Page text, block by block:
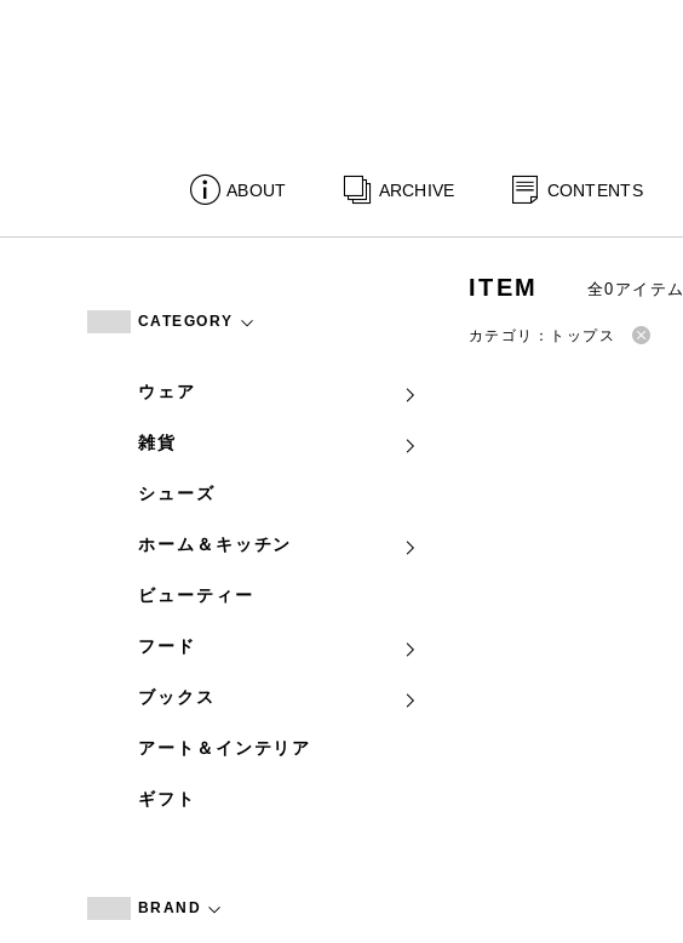
ABOUT ARCHIVE CONTENTS
CATEGORY
ウェア
雑貨
シューズ
ホーム＆キッチン
ビューティー
フード
ブックス
アート＆インテリア
ギフト
BRAND
ITEM 全0アイテム
カテゴリ：トップス